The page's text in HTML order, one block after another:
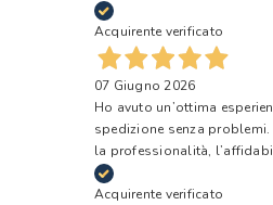
Acquirente verificato
07 Giugno 2026
Ho avuto un’ottima
spedizione senza
la professionalità,
Acquirente verificato